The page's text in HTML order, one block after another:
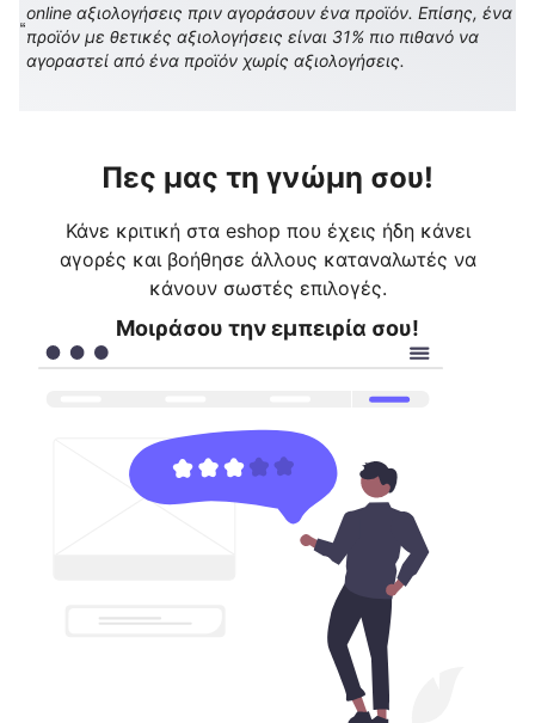
online αξιολογήσεις πριν αγοράσουν ένα προϊόν. Επίσης, ένα
προϊόν με θετικές αξιολογήσεις είναι 31% πιο πιθανό να
αγοραστεί από ένα προϊόν χωρίς αξιολογήσεις.
Πες μας τη γνώμη σου!
Κάνε κριτική στα eshop που έχεις ήδη κάνει
αγορές και βοήθησε άλλους καταναλωτές να
κάνουν σωστές επιλογές.
Μοιράσου την εμπειρία σου!